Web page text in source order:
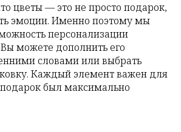
цветы — это не просто подарок,
эмоции. Именно поэтому мы
персонализации
можете дополнить его
словами или выбрать
Каждый элемент важен для
был максимально